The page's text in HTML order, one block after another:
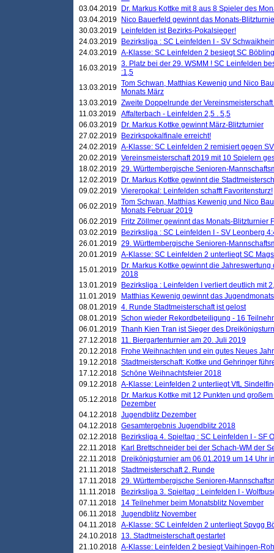
03.04.2019
Dr. Markus Kottke mit 8 aus 8 Spieler des
03.04.2019
Nico Bauerfeld gewinnt das Monats-
30.03.2019
Leinfelden ist Bezirks-Pokalsieger!
24.03.2019
Bezirksliga : SC Leinfelden I - SV
24.03.2019 A-Klasse: SC Leinfelden 2 besiegt SC
16.03.2019 3. Platz bei der 29. WSMM ! SC Leinfelden
:1,5
13.03.2019 Tom Schwan, Matthias Kewenig und Nico
Monats März
13.03.2019 Zweite Doppelrunde der
11.03.2019 Affalterbach - Leinfelden 2,5 . 5,5
06.03.2019
Dr. Markus Kottke gewinnt März-Blitzturnier
27.02.2019
Bezirkspokalfinale erreicht!
24.02.2019 A-Klasse: SC Leinfelden 2 remisiert gegen
20.02.2019 Vereinsmeisterschaft 2019 mit 10 Spielern
18.02.2019 29. Württembergische Senioren-
12.02.2019
Dr. Markus Kottke gewinnt die
09.02.2019 Viererpokal: Leinfelden schafft Favoritensturz!
06.02.2019 Tom Schwan, Matthias Kewenig und Nico
Monats Februar 2019
06.02.2019
Fritz Zöllmer gewinnt das Monats-Blitzturnier
03.02.2019
Bezirksliga : SC Leinfelden I - SV Leonberg
26.01.2019 29. Württembergische Senioren-
20.01.2019 A-Klasse: SC Leinfelden 2 unterliegt SC
15.01.2019
Dr. Markus Kottke gewinnt die
2018
13.01.2019
Bezirksliga : Leinfelden I verliert deutlich mit
11.01.2019
Matthias Kewenig gewinnt das
08.01.2019 4. Runde Stadtmeisterschaft ist gelost
08.01.2019 Schon wieder Rekordbeteiligung - 16
06.01.2019 Thanh Kien Tran ist Sieger des
27.12.2018 11. Biergartenturnier am 20. Juli 2019
20.12.2018
Frohe Weihnachten und ein gutes Neues
19.12.2018 Stadtmeisterschaft: Kottke und Gehringer
17.12.2018 Schöne Weihnachtsfeier 2018
09.12.2018 A-Klasse: Leinfelden 2 unterliegt VfL
05.12.2018
Dr. Markus Kottke mit 12 Punkten und
Dezember
04.12.2018 Jugendblitz Dezember
04.12.2018 Gesamtergebnis Jugendblitz 2018
02.12.2018
Bezirksliga 4. Spieltag : SC Leinfelden I - SF
22.11.2018
Karl Brettschneider bei der Schach-WM der
22.11.2018
Dreikönigsturnier am 06.01.2019 um 14 Uhr
21.11.2018 Stadtmeisterschaft 2. Runde
17.11.2018 29. Württembergische Senioren-
11.11.2018
Bezirksliga 3. Spieltag : Leinfelden I -
07.11.2018
14 Teilnehmer beim Monatsblitz November
06.11.2018 Jugendblitz November
04.11.2018 A-Klasse: SC Leinfelden 2 unterliegt Spvgg
24.10.2018 13. Stadtmeisterschaft gestartet
21.10.2018 A-Klasse: Leinfelden 2 besiegt Vaihingen-